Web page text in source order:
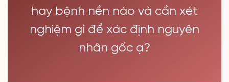
hay bệnh nền nào và cần xét
nghiệm gì để xác định nguyên
nhân gốc ạ?